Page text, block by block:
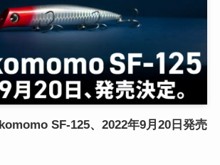
SF-125、2022年9月20日発売